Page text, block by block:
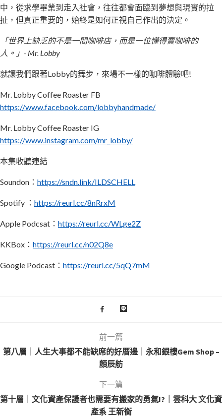
器
中，從求學畢業到走入社會，往往都會面臨到夢想與現實的拉
扯，但真正重要的，始終是如何正視自己作出的決定。
「世界上缺乏的不是一間咖啡店，而是一位懂得賣咖啡的
人。」- Mr. Lobby
就讓我們跟著Lobby的舞步，來場不一樣的咖啡體驗吧!
Mr. Lobby Coffee Roaster FB
https://www.facebook.com/lobbyhandmade/
Mr. Lobby Coffee Roaster IG
https://www.instagram.com/mr_lobby/
本集收聽連結
Soundon： https://sndn.link/ILDSCHELL
Spotify ： https://reurl.cc/8nRrxM
Apple Podcsat： https://reurl.cc/WLge2Z
KKBox： https://reurl.cc/n02Q8e
Google Podcast： https://reurl.cc/5qQ7mM
前一篇
第八層｜人生大事都不能缺席的好厝邊｜永和銀樓Gem Shop –
顏辰舫
下一篇
第十層｜文化資產保護者也需要有搬家的勇氣!?｜雲科大 文化資
產系 王新衡